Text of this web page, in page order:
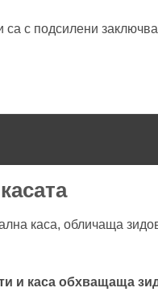
са с подсилени
каса, обличаща
и каса обхващаща